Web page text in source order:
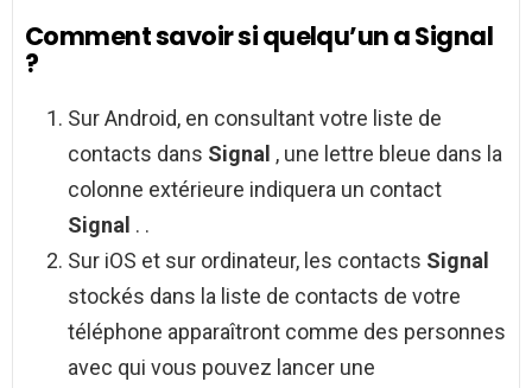
Comment savoir si quelqu’un a Signal
?
Sur Android, en consultant votre liste de
contacts dans Signal , une lettre bleue dans la
colonne extérieure indiquera un contact
Signal . .
Sur iOS et sur ordinateur, les contacts Signal
stockés dans la liste de contacts de votre
téléphone apparaîtront comme des personnes
avec qui vous pouvez lancer une